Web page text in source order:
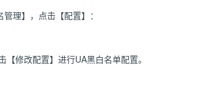
管理】，点击【配置】：
【修改配置】进行UA黑白名单配置。